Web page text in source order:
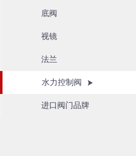
底阀
视镜
法兰
水力控制阀
进口阀门品牌